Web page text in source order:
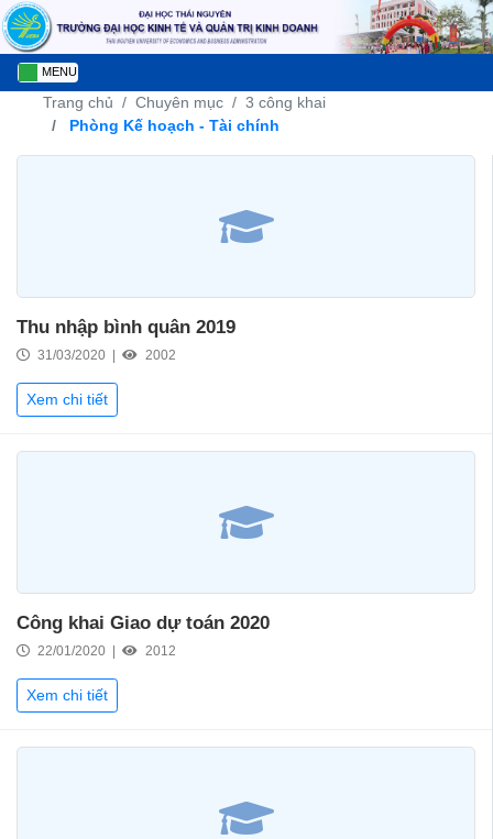
MENU
Trang chủ Chuyên mục
3 công khai
Phòng Kế hoạch - Tài chính
Thu nhập bình quân 2019
31/03/2020 | 2002
Xem chi tiết
Công khai Giao dự toán 2020
22/01/2020 | 2012
Xem chi tiết